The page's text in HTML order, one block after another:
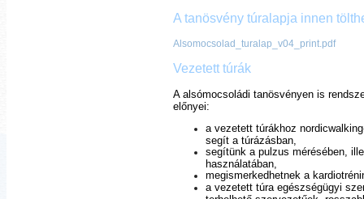
A tanösvény túralapja innen
Alsomocsolad_turalap_v04_print.pdf
Vezetett túrák
A alsómocsoládi tanösvényen is
előnyei:
a vezetett túrákhoz
segít a túrázásban,
segítünk a pulzus mérésében,
használatában,
megismerkedhetnek a
a vezetett túra egészségügyi